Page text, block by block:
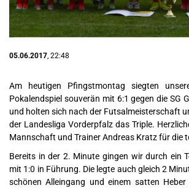
05.06.2017 , 22:48
Am heutigen Pfingstmontag siegten
Pokalendspiel souverän mit 6:1 gegen die SG
und holten sich nach der Futsalmeisterschaft
der Landesliga Vorderpfalz das Triple.
Mannschaft und Trainer Andreas Kratz für die
Bereits in der 2. Minute gingen wir durch ein
mit 1:0 in Führung. Die legte auch gleich 2
schönen Alleingang und einem satten